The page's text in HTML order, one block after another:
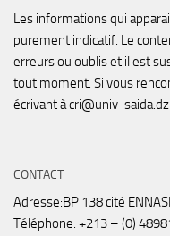
Les informations qui
purement indicatif. Le
erreurs ou oublis et il est
tout moment. Si vous
écrivant à cri@univ-saida.dz
CONTACT
Adresse:BP 138 cité
Téléphone: +213 – (0)